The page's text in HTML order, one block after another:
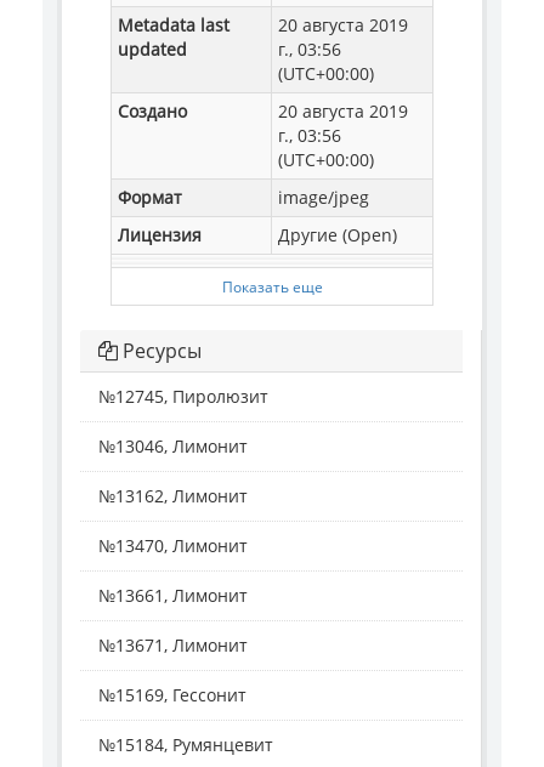
Metadata last
updated
20 августа 2019
г., 03:56
(UTC+00:00)
Создано
20 августа 2019
г., 03:56
(UTC+00:00)
Формат
image/jpeg
Лицензия
Другие (Open)
Показать еще
Ресурсы
№12745, Пиролюзит
№13046, Лимонит
№13162, Лимонит
№13470, Лимонит
№13661, Лимонит
№13671, Лимонит
№15169, Гессонит
№15184, Румянцевит